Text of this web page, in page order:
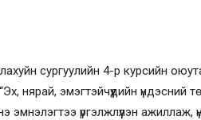
сургуулийн 4-р курсийн
нярай, эмэгтэйчүүдийн үндэсний
үргэлжлүүлэн ажиллаж,